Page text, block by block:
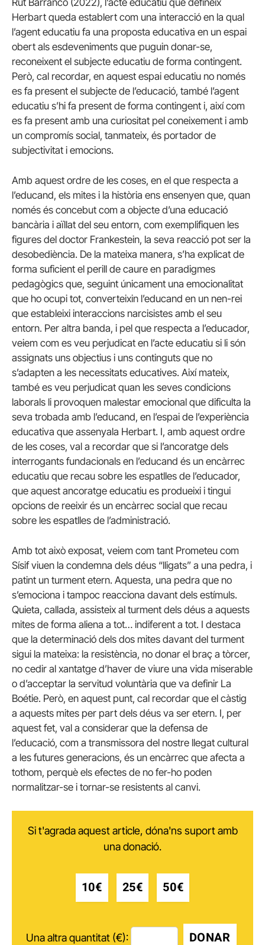
Rut Barranco (2022), l’acte educatiu que defineix
Herbart queda establert com una interacció en la qual
l’agent educatiu fa una proposta educativa en un espai
obert als esdeveniments que puguin donar-se,
reconeixent el subjecte educatiu de forma contingent.
Però, cal recordar, en aquest espai educatiu no només
es fa present el subjecte de l’educació, també l’agent
educatiu s’hi fa present de forma contingent i, així com
es fa present amb una curiositat pel coneixement i amb
un compromís social, tanmateix, és portador de
subjectivitat i emocions.
Amb aquest ordre de les coses, en el que respecta a
l’educand, els mites i la història ens ensenyen que, quan
només és concebut com a objecte d’una educació
bancària i aïllat del seu entorn, com exemplifiquen les
figures del doctor Frankestein, la seva reacció pot ser la
desobediència. De la mateixa manera, s’ha explicat de
forma suficient el perill de caure en paradigmes
pedagògics que, seguint únicament una emocionalitat
que ho ocupi tot, converteixin l’educand en un nen-rei
que estableixi interaccions narcisistes amb el seu
entorn. Per altra banda, i pel que respecta a l’educador,
veiem com es veu perjudicat en l’acte educatiu si li són
assignats uns objectius i uns continguts que no
s’adapten a les necessitats educatives. Així mateix,
també es veu perjudicat quan les seves condicions
laborals li provoquen malestar emocional que dificulta la
seva trobada amb l’educand, en l’espai de l’experiència
educativa que assenyala Herbart. I, amb aquest ordre
de les coses, val a recordar que si l’ancoratge dels
interrogants fundacionals en l’educand és un encàrrec
educatiu que recau sobre les espatlles de l’educador,
que aquest ancoratge educatiu es produeixi i tingui
opcions de reeixir és un encàrrec social que recau
sobre les espatlles de l’administració.
Amb tot això exposat, veiem com tant Prometeu com
Sísif viuen la condemna dels déus “lligats” a una pedra, i
patint un turment etern. Aquesta, una pedra que no
s’emociona i tampoc reacciona davant dels estímuls.
Quieta, callada, assisteix al turment dels déus a aquests
mites de forma aliena a tot… indiferent a tot. I destaca
que la determinació dels dos mites davant del turment
sigui la mateixa: la resistència, no donar el braç a tòrcer,
no cedir al xantatge d’haver de viure una vida miserable
o d’acceptar la servitud voluntària que va definir La
Boétie. Però, en aquest punt, cal recordar que el càstig
a aquests mites per part dels déus va ser etern. I, per
aquest fet, val a considerar que la defensa de
l’educació, com a transmissora del nostre llegat cultural
a les futures generacions, és un encàrrec que afecta a
tothom, perquè els efectes de no fer-ho poden
normalitzar-se i tornar-se resistents al canvi.
Si t'agrada aquest article, dóna'ns suport amb
una donació.
10€ 25€ 50€
Una altra quantitat (€): DONAR